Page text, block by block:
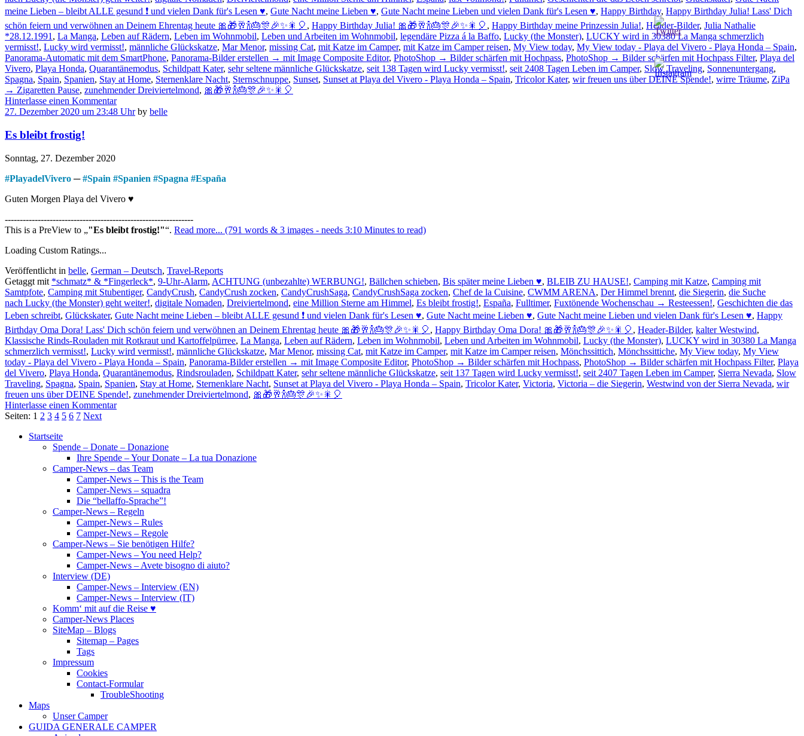
meine Lieben – bleibt ALLE gesund ❗ und vielen Dank für's Lesen ♥, Gute Nacht meine Lieben ♥, Gute Nacht meine Lieben und vielen Dank für's Lesen ♥, Happy Birthday, Happy Birthday Julia! Lass' Dich
schön feiern und verwöhnen an Deinem Ehrentag heute 🎀🎁🥂🍾🎂🎊🎉✨🎇🎈 , Happy Birthday Julia! 🎀🎁🥂🍾🎂🎊🎉✨🎇🎈 , Happy Birthday meine Prinzessin Julia!, Header-Bilder, Julia Nathalie
*28.12.1991 , La Manga, Leben auf Rädern, Leben im Wohnmobil, Leben und Arbeiten im Wohnmobil, legendäre Pizza á la Baffo, Lucky (the Monster), LUCKY wird in 30380 La Manga schmerzlich
vermisst!, Lucky wird vermisst!, männliche Glückskatze, Mar Menor, missing Cat, mit Katze im Camper, mit Katze im Camper reisen, My View today, My View today - Playa del Vivero - Playa Honda – Spain,
Panorama-Automatic mit dem SmartPhone, Panorama-Bilder erstellen → mit Image Composite Editor, PhotoShop → Bilder schärfen mit Hochpass, PhotoShop → Bilder schärfen mit Hochpass Filter, Playa del
Vivero, Playa Honda, Quarantänemodus, Schildpatt Kater, sehr seltene männliche Glückskatze, seit 138 Tagen wird Lucky vermisst!, seit 2408 Tagen Leben im Camper, Slow Traveling, Sonnenuntergang,
Spagna, Spain, Spanien, Stay at Home, Sternenklare Nacht, Sternschnuppe, Sunset, Sunset at Playa del Vivero - Playa Honda – Spain, Tricolor Kater, wir freuen uns über DEINE Spende!, wirre Träume, ZiPa
→ Zigaretten Pause, zunehmender Dreiviertelmond, 🎀🎁🥂🍾🎂🎊🎉✨🎇🎈
Hinterlasse einen Kommentar
27. Dezember 2020 um 23:48 Uhr by belle
Es bleibt frostig!
Sonntag, 27. Dezember 2020
#PlayadelVivero ─#Spain #Spanien #Spagna #España
Guten Morgen Playa del Vivero ♥
---------------------------------------------------------------
This is a PreView to
"Es bleibt frostig!" . Read more... (791 words & 3 images - needs 3:10 Minutes to read)
Loading Custom Ratings...
Veröffentlicht in belle, German – Deutsch, Travel-Reports
Getaggt mit *schmatz* & *Fingerleck*, 9-Uhr-Alarm, ACHTUNG (unbezahlte) WERBUNG!, Bällchen schieben, Bis später meine Lieben ♥, BLEIB ZU HAUSE!, Camping mit Katze, Camping mit
Samtpfote, Camping mit Stubentiger, CandyCrush, CandyCrush zocken, CandyCrushSaga, CandyCrushSaga zocken, Chef de la Cuisine, CWMM ARENA, Der Himmel brennt, die Siegerin, die Suche
nach Lucky (the Monster) geht weiter!, digitale Nomaden, Dreiviertelmond, eine Million Sterne am Himmel, Es bleibt frostig!, España, Fulltimer, Fuxtönende Wochenschau → Resteessen!, Geschichten die das
Leben schreibt, Glückskater, Gute Nacht meine Lieben – bleibt ALLE gesund ❗ und vielen Dank für's Lesen ♥, Gute Nacht meine Lieben ♥, Gute Nacht meine Lieben und vielen Dank für's Lesen ♥, Happy
Birthday Oma Dora! Lass' Dich schön feiern und verwöhnen an Deinem Ehrentag heute 🎀🎁🥂🍾🎂🎊🎉✨🎇🎈 , Happy Birthday Oma Dora! 🎀🎁🥂🍾🎂🎊🎉✨🎇🎈 , Header-Bilder, kalter Westwind,
Klassische Rinds-Rouladen mit Rotkraut und Kartoffelpürree, La Manga, Leben auf Rädern, Leben im Wohnmobil, Leben und Arbeiten im Wohnmobil, Lucky (the Monster), LUCKY wird in 30380 La Manga
schmerzlich vermisst!, Lucky wird vermisst!, männliche Glückskatze, Mar Menor, missing Cat, mit Katze im Camper, mit Katze im Camper reisen, Mönchssittich, Mönchssittiche, My View today, My View
today - Playa del Vivero - Playa Honda – Spain, Panorama-Bilder erstellen → mit Image Composite Editor, PhotoShop → Bilder schärfen mit Hochpass, PhotoShop → Bilder schärfen mit Hochpass Filter, Playa
del Vivero, Playa Honda, Quarantänemodus, Rindsrouladen, Schildpatt Kater, sehr seltene männliche Glückskatze, seit 137 Tagen wird Lucky vermisst!, seit 2407 Tagen Leben im Camper, Sierra Nevada, Slow
Traveling, Spagna, Spain, Spanien, Stay at Home, Sternenklare Nacht, Sunset at Playa del Vivero - Playa Honda – Spain, Tricolor Kater, Victoria, Victoria – die Siegerin, Westwind von der Sierra Nevada, wir
freuen uns über DEINE Spende!, zunehmender Dreiviertelmond, 🎀🎁🥂🍾🎂🎊🎉✨🎇🎈
Hinterlasse einen Kommentar
Seiten: 1 2 3 4 5 6 7 Next
Startseite
Spende – Donate – Donazione
Ihre Spende – Your Donate – La tua Donazione
Camper-News – das Team
Camper-News – This is the Team
Camper-News – squadra
Die “bellaffo-Sprache”!
Camper-News – Regeln
Camper-News – Rules
Camper-News – Regole
Camper-News – Sie benötigen Hilfe?
Camper-News – You need Help?
Camper-News – Avete bisogno di aiuto?
Interview (DE)
Camper-News – Interview (EN)
Camper-News – Interview (IT)
Komm‘ mit auf die Reise ♥
Camper-News Places
SiteMap – Blogs
Sitemap – Pages
Tags
Impressum
Cookies
Contact-Formular
TroubleShooting
Maps
Unser Camper
GUIDA GENERALE CAMPER